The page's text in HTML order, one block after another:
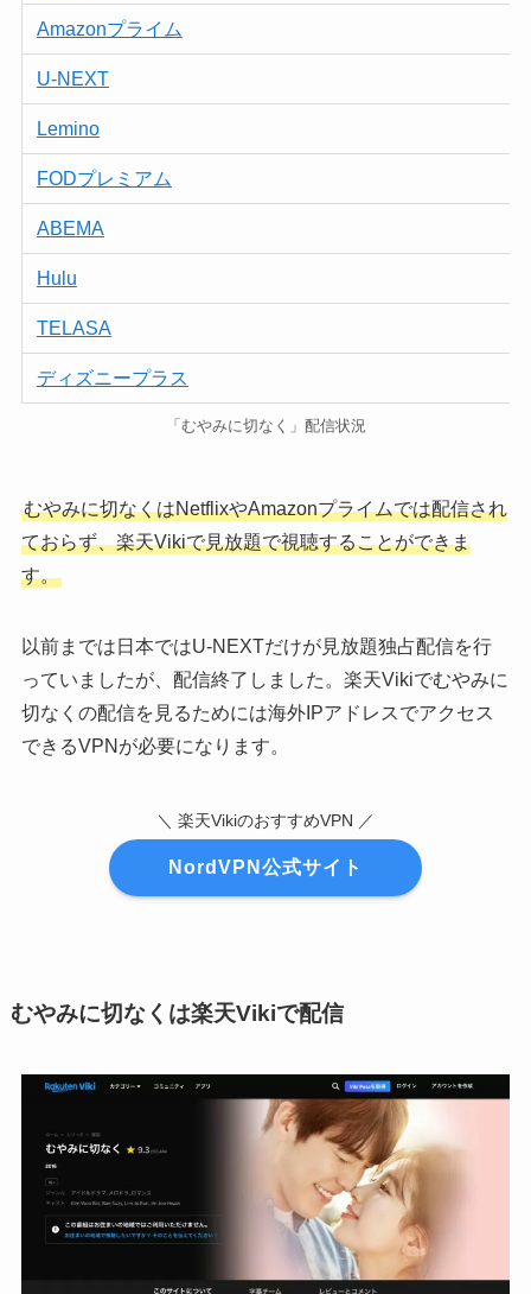
Amazonプライム
U-NEXT
Lemino
FODプレミアム
ABEMA
Hulu
TELASA
ディズニープラス
「むやみに切なく」配信状況
むやみに切なくはNetflixやAmazonプライムでは配信され
ておらず、楽天Vikiで見放題で視聴することができま
す。
以前までは日本ではU-NEXTだけが見放題独占配信を行
っていましたが、配信終了しました。楽天Vikiでむやみに
切なくの配信を見るためには海外IPアドレスでアクセス
できるVPNが必要になります。
＼ 楽天VikiのおすすめVPN ／
NordVPN公式サイト
むやみに切なくは楽天Vikiで配信